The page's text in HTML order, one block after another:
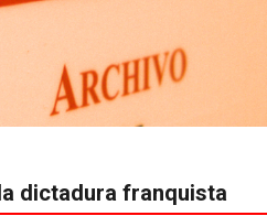
dictadura franquista